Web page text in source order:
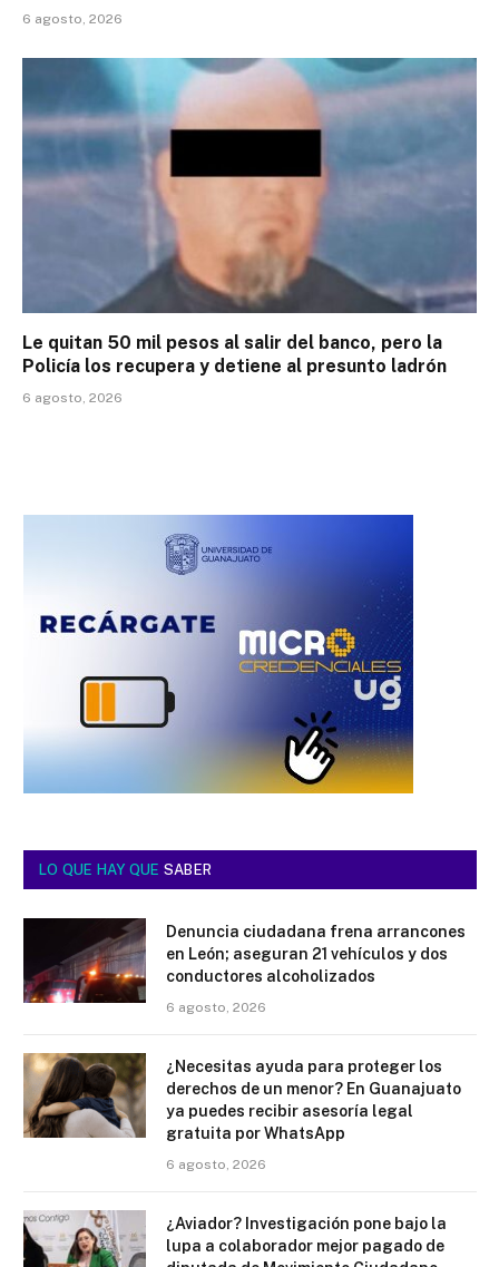
6 agosto, 2026
Le quitan 50 mil pesos al salir del banco, pero la
Policía los recupera y detiene al presunto ladrón
6 agosto, 2026
LO QUE HAY QUE SABER
Denuncia ciudadana frena arrancones
en León; aseguran 21 vehículos y dos
conductores alcoholizados
6 agosto, 2026
¿Necesitas ayuda para proteger los
derechos de un menor? En Guanajuato
ya puedes recibir asesoría legal
gratuita por WhatsApp
6 agosto, 2026
¿Aviador? Investigación pone bajo la
lupa a colaborador mejor pagado de